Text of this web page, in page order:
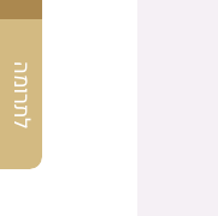
לתרומה